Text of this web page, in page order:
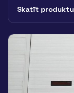
Skatīt produktu